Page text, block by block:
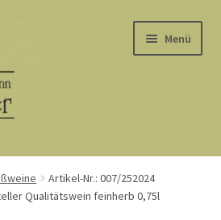
Menü
Artikel-Nr.: 007/252024
Qualitätswein feinherb 0,75l